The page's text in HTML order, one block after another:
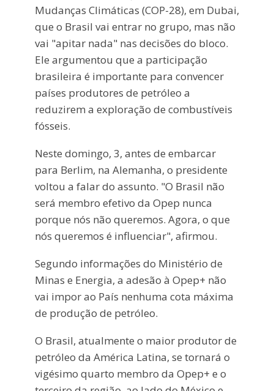
Mudanças Climáticas (COP-28), em Dubai,
que o Brasil vai entrar no grupo, mas não
vai "apitar nada" nas decisões do bloco.
Ele argumentou que a participação
brasileira é importante para convencer
países produtores de petróleo a
reduzirem a exploração de combustíveis
fósseis.
Neste domingo, 3, antes de embarcar
para Berlim, na Alemanha, o presidente
voltou a falar do assunto. "O Brasil não
será membro efetivo da Opep nunca
porque nós não queremos. Agora, o que
nós queremos é influenciar", afirmou.
Segundo informações do Ministério de
Minas e Energia, a adesão à Opep+ não
vai impor ao País nenhuma cota máxima
de produção de petróleo.
O Brasil, atualmente o maior produtor de
petróleo da América Latina, se tornará o
vigésimo quarto membro da Opep+ e o